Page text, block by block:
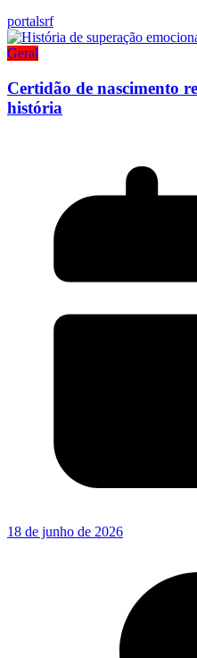
portalsrf
Geral
Certidão de nascimento
história
18 de junho de 2026